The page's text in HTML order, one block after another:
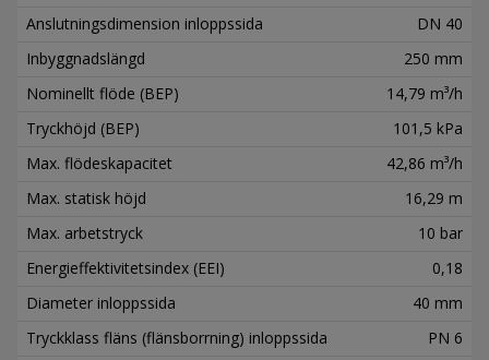
Anslutningsdimension inloppssida
DN 40
Inbyggnadslängd
250 mm
Nominellt flöde (BEP)
14,79 m³/h
Tryckhöjd (BEP)
101,5 kPa
Max. flödeskapacitet
42,86 m³/h
Max. statisk höjd
16,29 m
Max. arbetstryck
10 bar
Energieffektivitetsindex (EEI)
0,18
Diameter inloppssida
40 mm
Tryckklass fläns (flänsborrning) inloppssida
PN 6